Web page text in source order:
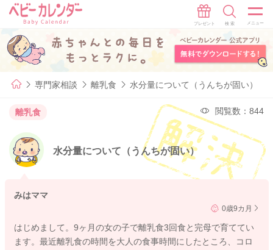
専門家相談 離乳食 水分量について（うんちが固い）
離乳食 閲覧数：844
水分量について（うんちが固い）
みはママ
0歳9カ月
はじめまして。9ヶ月の女の子で離乳食3回食と完母で育ててい
ます。最近離乳食の時間を大人の食事時間にしたところ、コロ